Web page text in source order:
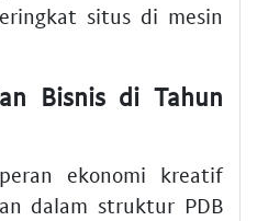
situs di mesin
Bisnis di Tahun
ekonomi kreatif
dalam struktur PDB